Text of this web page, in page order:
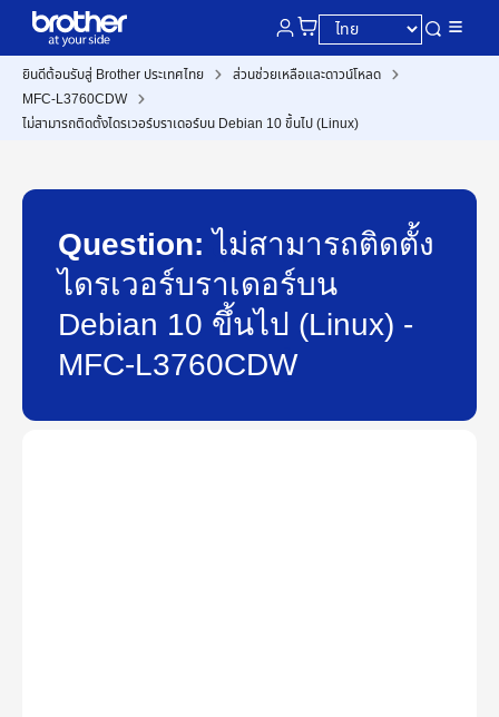
ยินดีต้อนรับสู่ Brother ประเทศไทย
ส่วนช่วยเหลือและดาวน์โหลด
MFC-L3760CDW
ไม่สามารถติดตั้งไดรเวอร์บราเดอร์บน Debian 10 ขึ้นไป (Linux)
Question:ไม่สามารถติดตั้ง
ไดรเวอร์บราเดอร์บน
Debian 10 ขึ้นไป (Linux) -
MFC-L3760CDW